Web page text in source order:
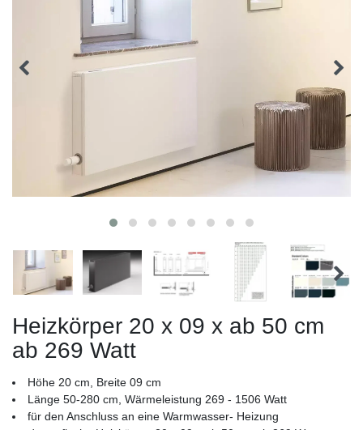
Heizkörper 20 x 09 x ab 50 cm
ab 269 Watt
Höhe 20 cm, Breite 09 cm
Länge 50-280 cm, Wärmeleistung 269 - 1506 Watt
für den Anschluss an eine Warmwasser- Heizung